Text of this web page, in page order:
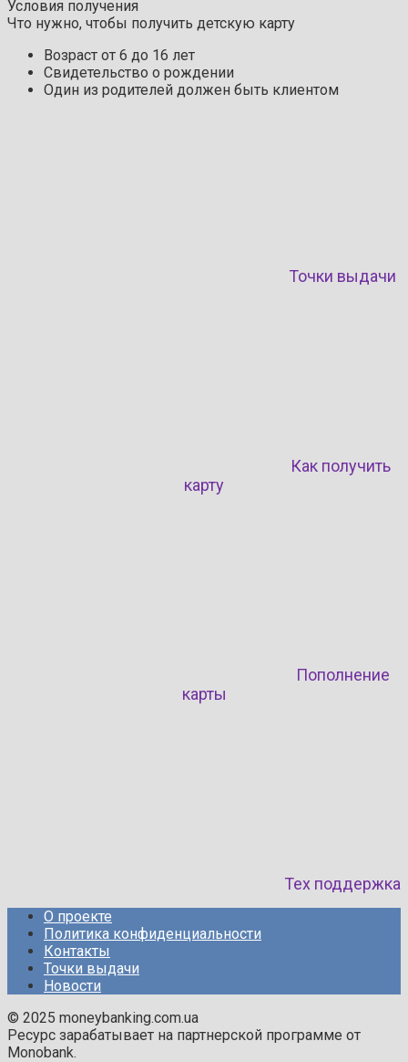
Условия получения
Что нужно, чтобы получить детскую карту
Возраст от 6 до 16 лет
Свидетельство о рождении
Один из родителей должен быть клиентом
Точки выдачи
Как получить
карту
Пополнение
карты
Тех поддержка
О проекте
Политика конфиденциальности
Контакты
Точки выдачи
Новости
© 2025 moneybanking.com.ua
Ресурс зарабатывает на партнерской программе от
Monobank.